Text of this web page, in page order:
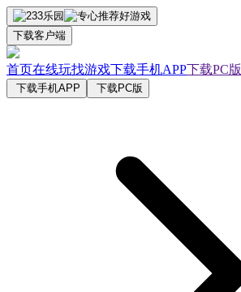
下载客户端
首页在线玩找游戏下载手机APP下载PC版
下载手机APP 下载PC版